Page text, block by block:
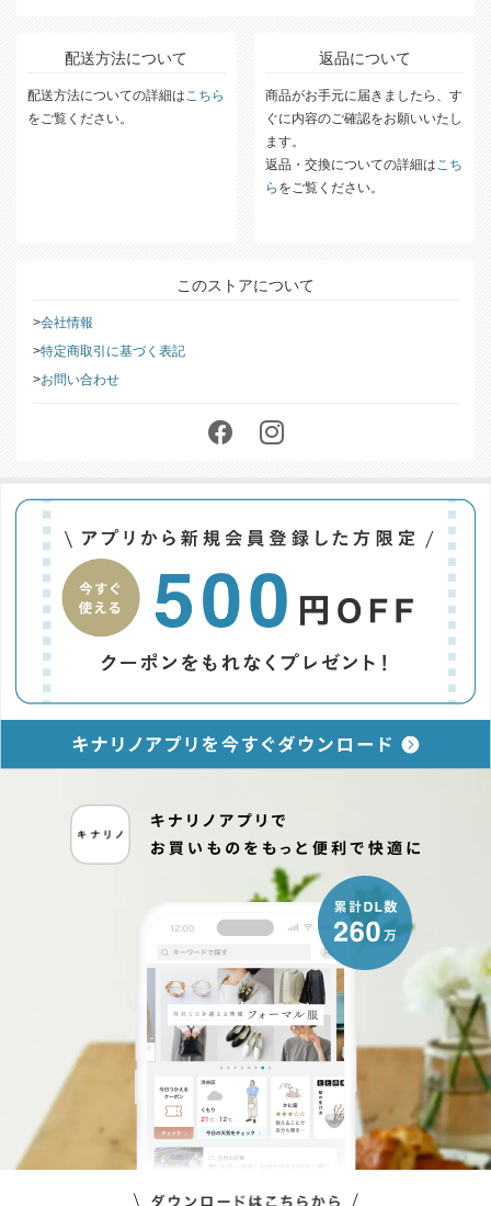
配送方法について
配送方法についての詳細はこちら
をご覧ください。
返品について
商品がお手元に届きましたら、す
ぐに内容のご確認をお願いいたし
ます。
返品・交換についての詳細はこち
ら をご覧ください。
このストアについて
会社情報
特定商取引に基づく表記
お問い合わせ